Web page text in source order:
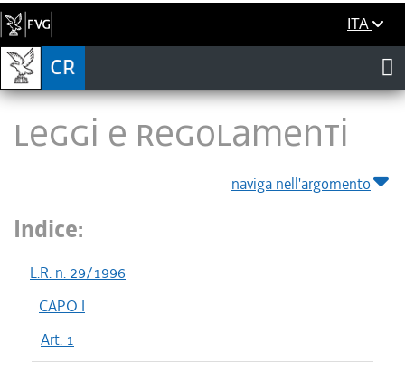
ITA
LEGGI E REGOLAMENTI
naviga nell'argomento
Indice:
L.R. n. 29/1996
CAPO I
Art. 1